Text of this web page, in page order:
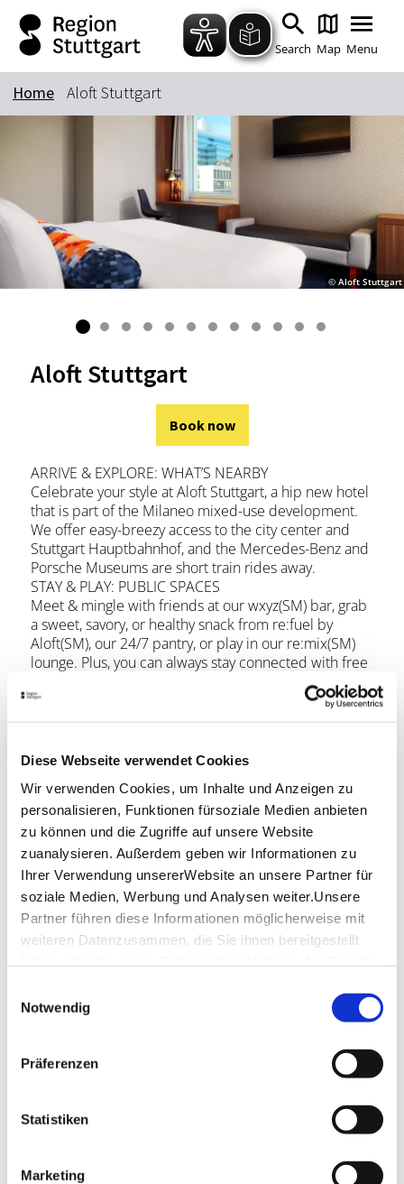
Diese Webseite verwendet Cookies
Wir verwenden Cookies, um Inhalte und Anzeigen zu
personalisieren, Funktionen fürsoziale Medien anbieten
zu können und die Zugriffe auf unsere Website
zuanalysieren. Außerdem geben wir Informationen zu
Ihrer Verwendung unsererWebsite an unsere Partner für
soziale Medien, Werbung und Analysen weiter.Unsere
Partner führen diese Informationen möglicherweise mit
weiteren Datenzusammen, die Sie ihnen bereitgestellt
Impressum
Notwendig
Präferenzen
Statistiken
Marketing
Zum Hauptinhalt springen
Zur Suche springen
Zur Hauptnavigation
Zum Footer springen
Search Map Menu
Keyword
Home Aloft Stuttgart
© Aloft Stuttgart
Aloft Stuttgart
Book now
ARRIVE & EXPLORE: WHAT’S NEARBY
Celebrate your style at Aloft Stuttgart, a hip new hotel
that is part of the Milaneo mixed-use development.
We offer easy-breezy access to the city center and
Stuttgart Hauptbahnhof, and the Mercedes-Benz and
Porsche Museums are short train rides away.
STAY & PLAY: PUBLIC SPACES
Meet & mingle with friends at our wxyz(SM) bar, grab
a sweet, savory, or healthy snack from re:fuel by
Aloft(SM), our 24/7 pantry, or play in our re:mix(SM)
lounge. Plus, you can always stay connected with free
hotel-wide wired and wireless High Speed Internet
Access!
rest & refresh: Aloft rooms
ultra-comfortable signature bed, walk-in shower,
& play connectivity station charges all your electronics
and links to the 42” LCD TV to maximize work and
play.
Book now